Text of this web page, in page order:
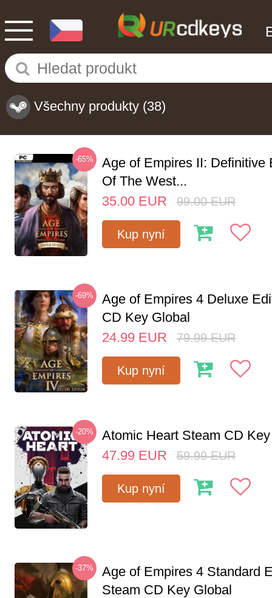
Všechny produkty (38)
-65%
Age of Empires II: Definitive
Of The West...
35.00 EUR 99.00 EUR
Kup nyní
-69%
Age of Empires 4 Deluxe
CD Key Global
24.99 EUR 79.99 EUR
Kup nyní
-20%
Atomic Heart Steam CD
47.99 EUR 59.99 EUR
Kup nyní
-37%
Age of Empires 4 Standard
Steam CD Key Global